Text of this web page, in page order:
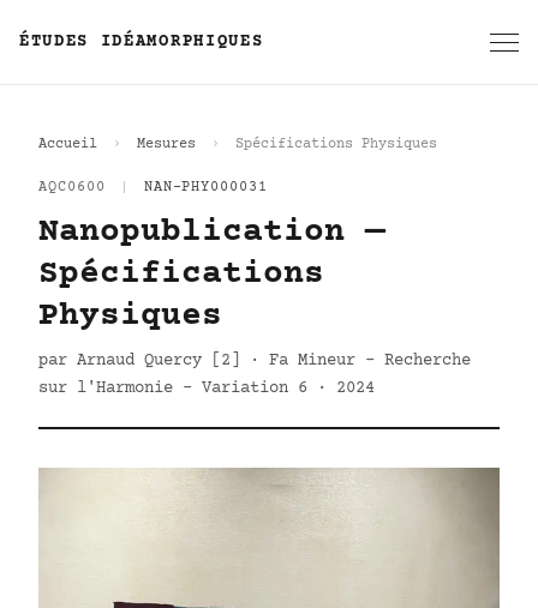
ÉTUDES IDÉAMORPHIQUES
Accueil Mesures Spécifications Physiques
AQC0600 NAN-PHY000031
Nanopublication —
Spécifications
Physiques
par Arnaud Quercy [2] · Fa Mineur - Recherche
sur l'Harmonie - Variation 6 · 2024